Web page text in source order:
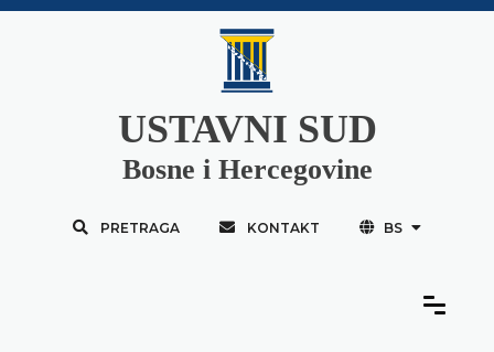
USTAVNI SUD
Bosne i Hercegovine
PRETRAGA KONTAKT BS